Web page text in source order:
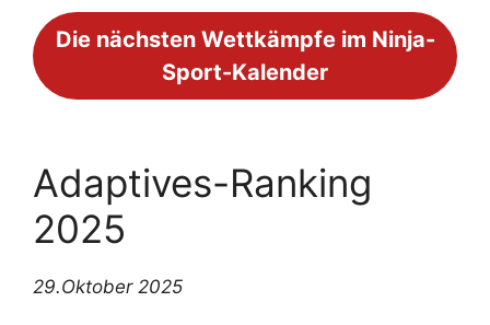
Die nächsten Wettkämpfe im Ninja-
Sport-Kalender
Adaptives-Ranking
2025
29.Oktober 2025